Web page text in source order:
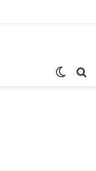
Switch